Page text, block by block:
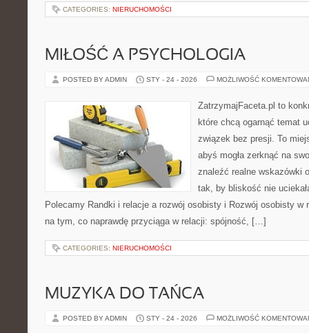
CATEGORIES: NIERUCHOMOŚCI
MIŁOŚĆ A PSYCHOLOGIA
POSTED BY ADMIN STY - 24 - 2026 MOŻLIWOŚĆ
ZatrzymajFaceta.pl to
które chcą ogarnąć temat
związek bez presji. To
abyś mogła zerknąć na
znaleźć realne wskazówki
tak, by bliskość nie
Polecamy Randki i relacje a rozwój osobisty i Rozwój osobisty w
na tym, co naprawdę przyciąga w relacji: spójność, […]
CATEGORIES: NIERUCHOMOŚCI
MUZYKA DO TAŃCA
POSTED BY ADMIN STY - 24 - 2026 MOŻLIWOŚĆ